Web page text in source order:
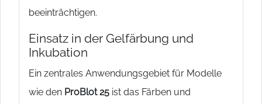
beeinträchtigen.
Einsatz in der Gelfärbung und
Inkubation
Ein zentrales Anwendungsgebiet für Modelle
wie den ProBlot 25 ist das Färben und